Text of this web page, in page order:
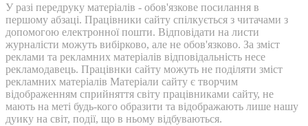
У разі передруку матеріалів - обов'язкове посилання в
першому абзаці. Працівники сайту спілкується з читачами з
допомогою електронної пошти. Відповідати на листи
журналісти можуть вибірково, але не обов'язково. За зміст
реклами та рекламних матеріалів відповідальність несе
рекламодавець. Працівнки сайту можуть не поділяти зміст
рекламних матеріалів Матеріали сайту є творчим
відображенням сприйняття світу працівниками сайту, не
мають на меті будь-кого образити та відображають лише нашу
дуику на світ, події, що в ньому відбуваються.